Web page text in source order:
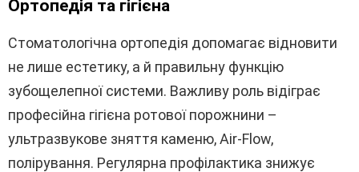
Ортопедія та гігієна
Стоматологічна ортопедія допомагає відновити
не лише естетику, а й правильну функцію
зубощелепної системи. Важливу роль відіграє
професійна гігієна ротової порожнини –
ультразвукове зняття каменю, Air-Flow,
полірування. Регулярна профілактика знижує